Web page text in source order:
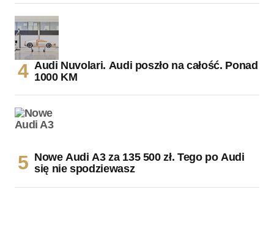
Audi Nuvolari. Audi poszło na całość. Ponad
1000 KM
Nowe Audi A3 za 135 500 zł. Tego po Audi
się nie spodziewasz